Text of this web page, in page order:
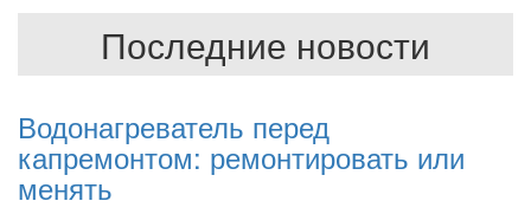
Последние новости
Водонагреватель перед
капремонтом: ремонтировать или
менять